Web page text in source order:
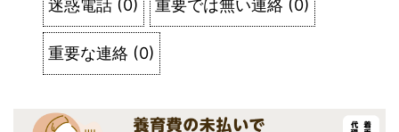
迷惑電話 (0) 重要では無い連絡 (0)
重要な連絡 (0)